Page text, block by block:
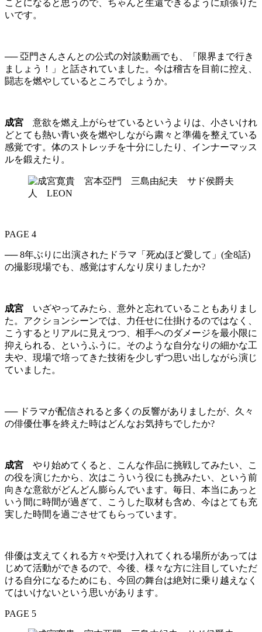
ことになると思うので、ちゃんと生還できるように頑張りた
いです。
── 亞門さんさんとの公式の対談動画でも、「限界まで行き
ましょう！」と話されていました。今は稽古を目前に控え、
闘志を燃やしているところでしょうか。
成宮 意欲を燃え上がらせているというよりは、小さいけれ
どとても熱い青い炎を燃やしながら粛々と準備を整えている
感覚です。体のストレッチを十分にしたり、インナーマッス
ルを鍛えたり。
PAGE 4
── 8年ぶりに出演されたドラマ「死ぬほど愛して」(全8話)
の撮影現場でも、感覚はすんなり戻りましたか?
成宮 いざやってみたら、意外と忘れていることもありまし
た。アクションシーンでは、力任せに仕掛けるのではなく、
こうするとリアルに見えつつ、相手へのダメージを最小限に
抑えられる、というふうに。そのような自分なりの細かな工
夫や、現場で培ってきた技術を少しずつ思い出しながら演じ
ていました。
── ドラマが配信されると多くの反響がありましたが、久々
の俳優仕事を終えた時はどんなお気持ちでしたか?
成宮 やり始めてくると、こんな作品に挑戦してみたい、こ
の役を演じたから、次はこういう役にも挑みたい、という前
向きな意欲がどんどん膨らんでいます。毎日、本当にあっと
いう間に時間が過ぎて、こうした取材も含め、今はとても充
実した時間を過ごさせてもらっています。
俳優は支えてくれる方々や受け入れてくれる場所があっては
じめて活動ができるので、今後、様々な方に注目していただ
ける自分になるためにも、今回の舞台は絶対に乗り越えなく
てはいけないという思いがあります。
PAGE 5